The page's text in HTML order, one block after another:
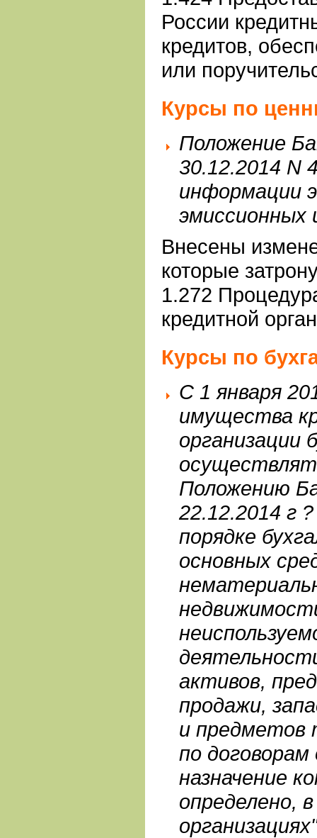
России
кредитов,
или
Курсы по
Положение
30.12.2014 N
информации
эмиссионных
Внесены
которые
1.272
кредитной
Курсы по
С 1 января
имущества
организации
Положению
22.12.2014 г
порядке
основных
активов,
продажи,
и предметов
по
назначение
определено,